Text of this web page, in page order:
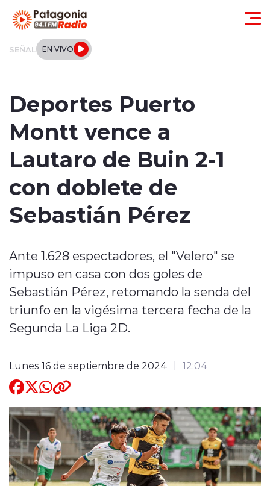
SEÑAL EN VIVO
Regionales
Tendencias
Internacional
Entrevistas
Quienes Somos
Deportes Puerto
Montt vence a
Lautaro de Buin 2-1
con doblete de
Sebastián Pérez
Ante 1.628 espectadores, el "Velero" se
impuso en casa con dos goles de
Sebastián Pérez, retomando la senda del
triunfo en la vigésima tercera fecha de la
Segunda La Liga 2D.
Lunes 16 de septiembre de 2024 12:04